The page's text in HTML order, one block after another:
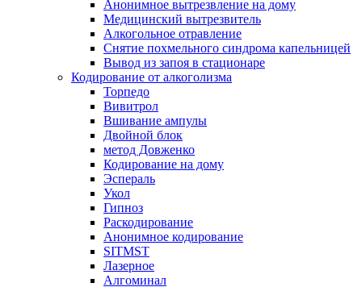
Анонимное вытрезвление на дому
Медицинский вытрезвитель
Алкогольное отравление
Снятие похмельного синдрома капельницей
Вывод из запоя в стационаре
Кодирование от алкоголизма
Торпедо
Вивитрол
Вшивание ампулы
Двойной блок
метод Довженко
Кодирование на дому
Эспераль
Укол
Гипноз
Раскодирование
Анонимное кодирование
SITMST
Лазерное
Алгоминал